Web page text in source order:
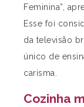
Feminina”,
Esse foi
da televisão
único de
carisma.
Cozinha